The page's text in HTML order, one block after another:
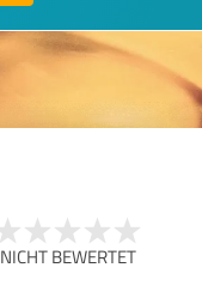
NICHT BEWERTET